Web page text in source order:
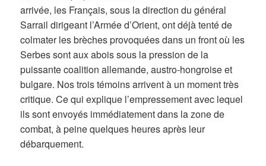
arrivée, les Français, sous la direction du général
Sarrail dirigeant l’Armée d’Orient, ont déjà tenté de
colmater les brèches provoquées dans un front où les
Serbes sont aux abois sous la pression de la
puissante coalition allemande, austro-hongroise et
bulgare. Nos trois témoins arrivent à un moment très
critique. Ce qui explique l’empressement avec lequel
ils sont envoyés immédiatement dans la zone de
combat, à peine quelques heures après leur
débarquement.